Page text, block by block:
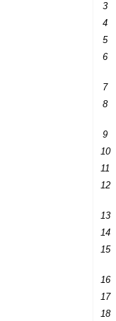
3
4
5
6
7
8
9
10
11
12
13
14
15
16
17
18